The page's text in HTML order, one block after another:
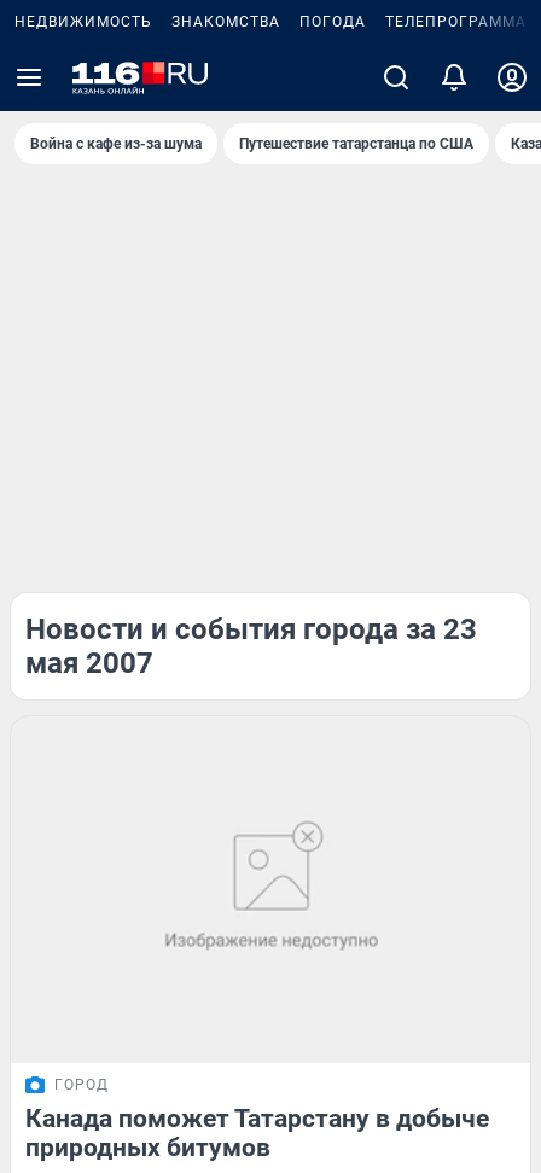
НЕДВИЖИМОСТЬ ЗНАКОМСТВА ПОГОДА ТЕЛЕПРОГРАММА
Война с кафе из-за шума Путешествие татарстанца по США
Новости и события города за 23
мая 2007
ГОРОД
Канада поможет Татарстану в добыче
природных битумов